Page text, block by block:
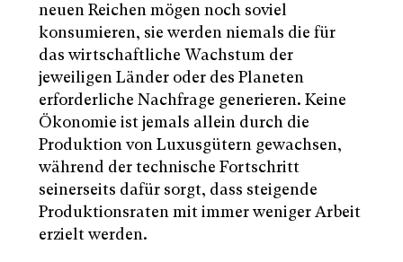
neuen Reichen mögen noch soviel
konsumieren, sie werden niemals die für
das wirtschaftliche Wachstum der
jeweiligen Länder oder des Planeten
erforderliche Nachfrage generieren. Keine
Ökonomie ist jemals allein durch die
Produktion von Luxusgütern gewachsen,
während der technische Fortschritt
seinerseits dafür sorgt, dass steigende
Produktionsraten mit immer weniger Arbeit
erzielt werden.